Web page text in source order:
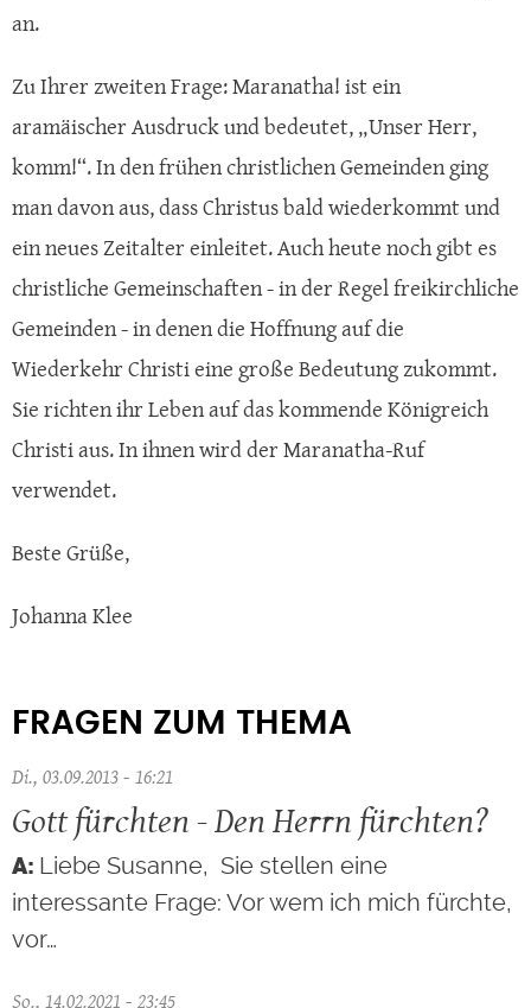
an.
Zu Ihrer zweiten Frage: Maranatha! ist ein
aramäischer Ausdruck und bedeutet, „Unser Herr,
komm!“. In den frühen christlichen Gemeinden ging
man davon aus, dass Christus bald wiederkommt und
ein neues Zeitalter einleitet. Auch heute noch gibt es
christliche Gemeinschaften - in der Regel freikirchliche
Gemeinden - in denen die Hoffnung auf die
Wiederkehr Christi eine große Bedeutung zukommt.
Sie richten ihr Leben auf das kommende Königreich
Christi aus. In ihnen wird der Maranatha-Ruf
verwendet.
Beste Grüße,
Johanna Klee
FRAGEN ZUM THEMA
Di., 03.09.2013 - 16:21
Gott fürchten - Den Herrn fürchten?
Liebe Susanne, Sie stellen eine
interessante Frage: Vor wem ich mich fürchte,
vor…
So., 14.02.2021 - 23:45